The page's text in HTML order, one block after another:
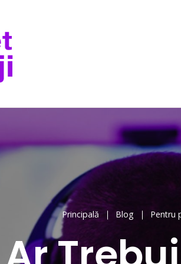
Principală Blog Pentru